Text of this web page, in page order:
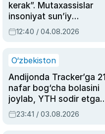
kerak”. Mutaxassislar
insoniyat sun’iy
intellektni boshqara
olmay qolishidan xavotir
12:40 / 04.08.2026
O‘zbekiston
Andijonda Tracker’ga 21
nafar bog‘cha bolasini
joylab, YTH sodir etgan
ayolga sud hukmi o‘qildi
23:41 / 03.08.2026